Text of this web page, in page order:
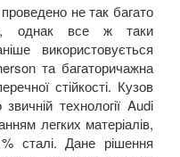
не так багато
однак все ж таки
використовується
та багаторичажна
стійкості. Кузов
технології Audi
легких матеріалів,
сталі. Дане рішення